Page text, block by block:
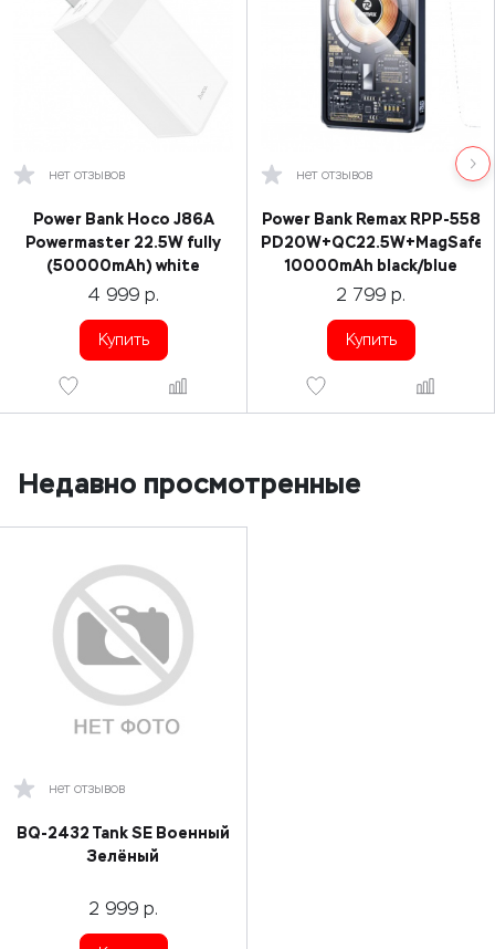
нет отзывов
Power Bank Hoco J86A
Powermaster 22.5W fully
(50000mAh) white
4 999 р.
Купить
нет отзывов
Power Bank Remax RPP-558
PD20W+QC22.5W+MagSafe
10000mAh black/blue
2 799 р.
Купить
Недавно просмотренные
нет отзывов
BQ-2432 Tank SE Военный
Зелёный
2 999 р.